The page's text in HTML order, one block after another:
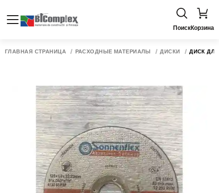
ПоискКорзина
ГЛАВНАЯ СТРАНИЦА РАСХОДНЫЕ МАТЕРИАЛЫ ДИСКИ ДИСК ДЛЯ